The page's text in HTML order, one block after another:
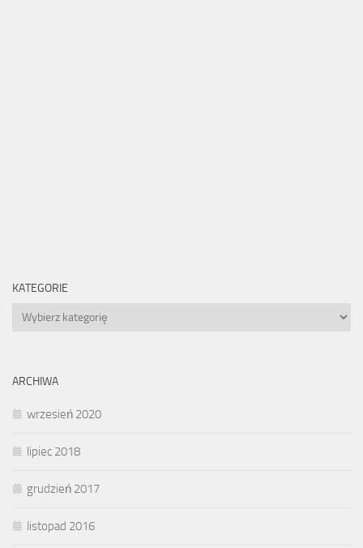
KATEGORIE
Kategorie
ARCHIWA
wrzesień 2020
lipiec 2018
grudzień 2017
listopad 2016